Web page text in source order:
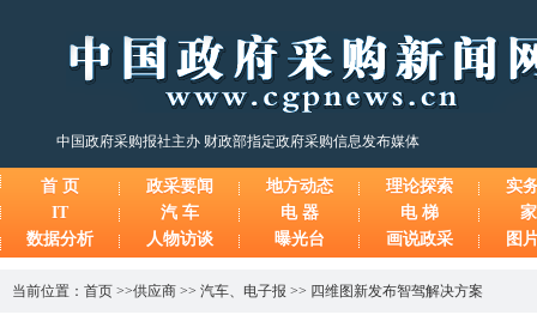
中国政府采购报社主办 财政部指定政府采购信息发布媒体
首 页 政采要闻 地方动态 理论探索
实
IT
汽 车 电 器 电 梯
数据分析
人物访谈 曝光台 画说政采 图
当前位置： 首页 >>供应商 >> 汽车、 电子报 >> 四维图新发布智驾解决方案